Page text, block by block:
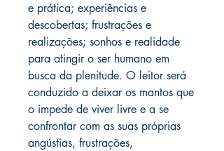
e prática; experiências e
descobertas; frustrações e
realizações; sonhos e realidade
para atingir o ser humano em
busca da plenitude. O leitor será
conduzido a deixar os mantos que
o impede de viver livre e a se
confrontar com as suas próprias
angústias, frustrações,